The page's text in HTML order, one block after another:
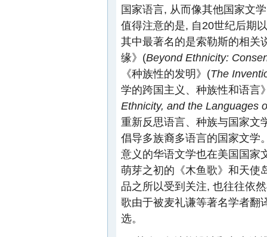
国家语言, 从而像其他国家文
值得注意的是, 自20世纪后期
其中最著名的是索勒斯的相关
缘》(Beyond Ethnicity:
《种族性的发明》(The
学的跨国主义、种族性和语言
Ethnicity, and the Languages
重新反思语言、种族与国家文
倡导多族裔多语言的国家文学
意义的华语文学也在美国国家
萌芽之初的《木鱼歌》和天使
品之所以受到关注, 也往往依
歌由于被麦礼谦等著名学者翻
选。